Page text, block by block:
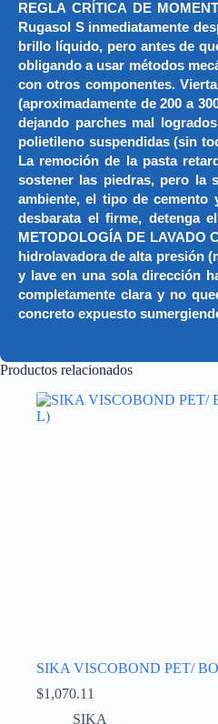
REGLA CRÍTICA DE
Rugasol S inmediatamente
brillo líquido, pero antes de
obligando a usar métodos
con otros componentes.
(aproximadamente de 200 a
dejando parches mal
polietileno suspendidas (sin
La remoción de la pasta
sostener las piedras, pero la
ambiente, el tipo de cemento
desbarata el firme, detenga
METODOLOGÍA DE
hidrolavadora de alta presión
y lave en una sola dirección
completamente clara y no
concreto expuesto
Productos relacionados
SIKA VISCOBOND PET/
$1,070.11
SIKA